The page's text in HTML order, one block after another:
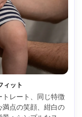
ィット
レート、同じ特徴
点の笑顔、紺白の